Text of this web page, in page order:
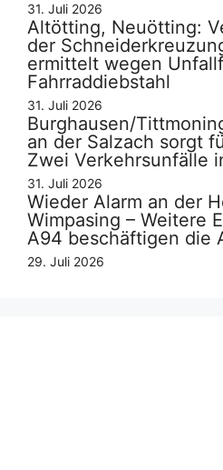
31. Juli 2026
Altötting, Neuötting:
der
ermittelt wegen
Fahrraddiebstahl
31. Juli 2026
Burghausen/
an der Salzach sorgt
Zwei Verkehrsunfälle
31. Juli 2026
Wieder Alarm an der
Wimpasing – Weitere
A94 beschäftigen die
29. Juli 2026